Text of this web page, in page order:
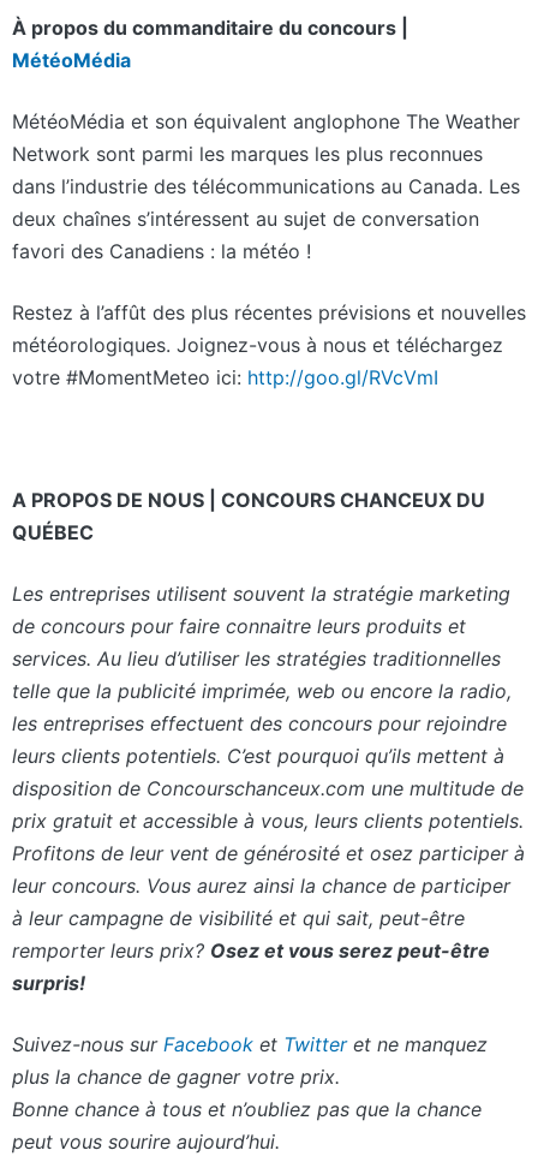
À propos du commanditaire du concours |
MétéoMédia
MétéoMédia et son équivalent anglophone The Weather
Network sont parmi les marques les plus reconnues
dans l’industrie des télécommunications au Canada. Les
deux chaînes s’intéressent au sujet de conversation
favori des Canadiens : la météo !
Restez à l’affût des plus récentes prévisions et nouvelles
météorologiques. Joignez-vous à nous et téléchargez
votre #MomentMeteo ici: http://goo.gl/RVcVmI
A PROPOS DE NOUS | CONCOURS CHANCEUX DU
QUÉBEC
Les entreprises utilisent souvent la stratégie marketing
de concours pour faire connaitre leurs produits et
services. Au lieu d’utiliser les stratégies traditionnelles
telle que la publicité imprimée, web ou encore la radio,
les entreprises effectuent des concours pour rejoindre
leurs clients potentiels. C’est pourquoi qu’ils mettent à
disposition de Concourschanceux.com une multitude de
prix gratuit et accessible à vous, leurs clients potentiels.
Profitons de leur vent de générosité et osez participer à
leur concours. Vous aurez ainsi la chance de participer
à leur campagne de visibilité et qui sait, peut-être
remporter leurs prix? Osez et vous serez peut-être
surpris!
Suivez-nous sur Facebook et Twitteret ne manquez
plus la chance de gagner votre prix.
Bonne chance à tous et n’oubliez pas que la chance
peut vous sourire aujourd’hui.